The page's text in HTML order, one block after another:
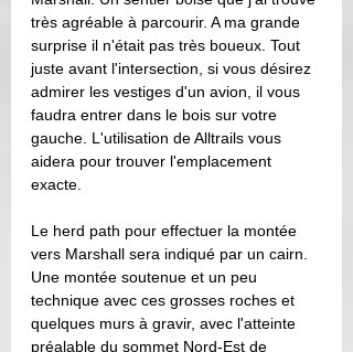
très agréable à parcourir. A ma grande
surprise il n'était pas très boueux. Tout
juste avant l'intersection, si vous désirez
admirer les vestiges d'un avion, il vous
faudra entrer dans le bois sur votre
gauche. L'utilisation de Alltrails vous
aidera pour trouver l'emplacement
exacte.
Le herd path pour effectuer la montée
vers Marshall sera indiqué par un cairn.
Une montée soutenue et un peu
technique avec ces grosses roches et
quelques murs à gravir, avec l'atteinte
préalable du sommet Nord-Est de